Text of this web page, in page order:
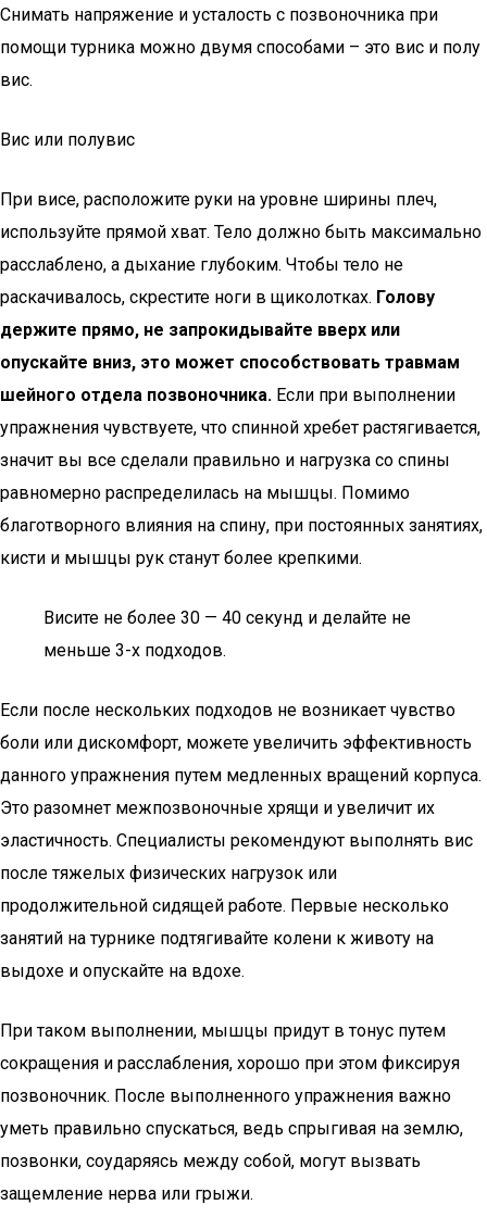
Снимать напряжение и усталость с позвоночника при
помощи турника можно двумя способами – это вис и полу
вис.
Вис или полувис
При висе, расположите руки на уровне ширины плеч,
используйте прямой хват. Тело должно быть максимально
расслаблено, а дыхание глубоким. Чтобы тело не
раскачивалось, скрестите ноги в щиколотках. Голову
держите прямо, не запрокидывайте вверх или
опускайте вниз, это может способствовать травмам
шейного отдела позвоночника. Если при выполнении
упражнения чувствуете, что спинной хребет растягивается,
значит вы все сделали правильно и нагрузка со спины
равномерно распределилась на мышцы. Помимо
благотворного влияния на спину, при постоянных занятиях,
кисти и мышцы рук станут более крепкими.
Висите не более 30 — 40 секунд и делайте не
меньше 3-х подходов.
Если после нескольких подходов не возникает чувство
боли или дискомфорт, можете увеличить эффективность
данного упражнения путем медленных вращений корпуса.
Это разомнет межпозвоночные хрящи и увеличит их
эластичность. Специалисты рекомендуют выполнять вис
после тяжелых физических нагрузок или
продолжительной сидящей работе. Первые несколько
занятий на турнике подтягивайте колени к животу на
выдохе и опускайте на вдохе.
При таком выполнении, мышцы придут в тонус путем
сокращения и расслабления, хорошо при этом фиксируя
позвоночник. После выполненного упражнения важно
уметь правильно спускаться, ведь спрыгивая на землю,
позвонки, соударяясь между собой, могут вызвать
защемление нерва или грыжи.